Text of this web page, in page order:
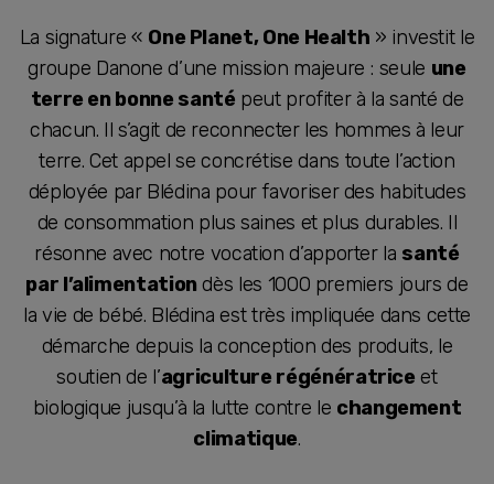
La signature « One Planet, One Health » investit le
groupe Danone d’une mission majeure : seule une
terre en bonne santé peut profiter à la santé de
chacun. Il s’agit de reconnecter les hommes à leur
terre. Cet appel se concrétise dans toute l’action
déployée par Blédina pour favoriser des habitudes
de consommation plus saines et plus durables. Il
résonne avec notre vocation d’apporter la santé
par l’alimentation dès les 1000 premiers jours de
la vie de bébé. Blédina est très impliquée dans cette
démarche depuis la conception des produits, le
soutien de l’agriculture régénératrice et
biologique jusqu’à la lutte contre le changement
climatique.